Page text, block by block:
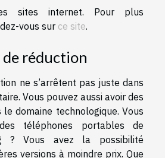
sites internet. Pour plus
vous sur ce site.
réduction
ne s’arrêtent pas juste dans
Vous pouvez aussi avoir des
domaine technologique. Vous
téléphones portables de
? Vous avez la possibilité
versions à moindre prix. Que